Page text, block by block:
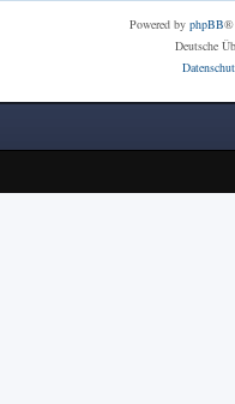
Powered by phpBB®
Deutsche